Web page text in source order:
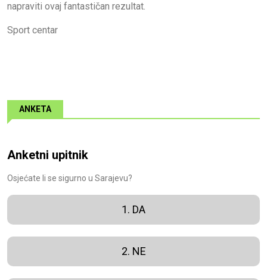
napraviti ovaj fantastičan rezultat.
Sport centar
ANKETA
Anketni upitnik
Osjećate li se sigurno u Sarajevu?
1. DA
2. NE